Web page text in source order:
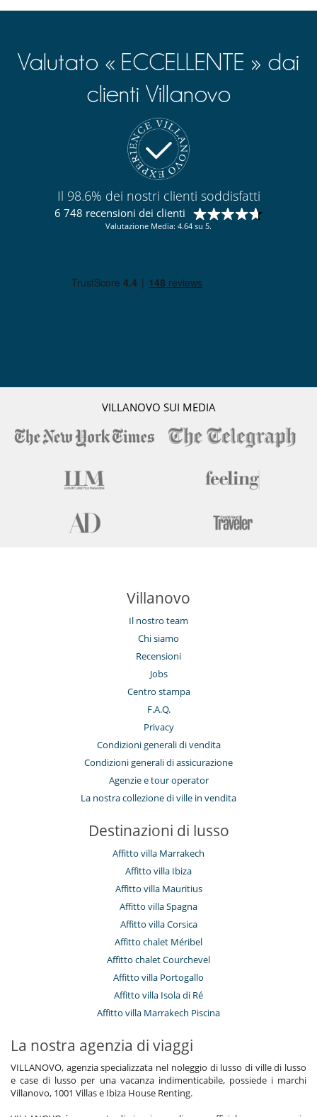
Valutato « ECCELLENTE » dai
clienti Villanovo
Il 98.6% dei nostri clienti soddisfatti
6 748 recensioni dei clienti
Valutazione Media: 4.64 su 5.
VILLANOVO SUI MEDIA
Villanovo
Il nostro team
Chi siamo
Recensioni
Jobs
Centro stampa
F.A.Q.
Privacy
Condizioni generali di vendita
Condizioni generali di assicurazione
Agenzie e tour operator
La nostra collezione di ville in vendita
Destinazioni di lusso
Affitto villa Marrakech
Affitto villa Ibiza
Affitto villa Mauritius
Affitto villa Spagna
Affitto villa Corsica
Affitto chalet Méribel
Affitto chalet Courchevel
Affitto villa Portogallo
Affitto villa Isola di Ré
Affitto villa Marrakech Piscina
La nostra agenzia di viaggi
VILLANOVO, agenzia specializzata nel noleggio di lusso di ville di lusso
e case di lusso per una vacanza indimenticabile, possiede i marchi
Villanovo, 1001 Villas e Ibiza House Renting.